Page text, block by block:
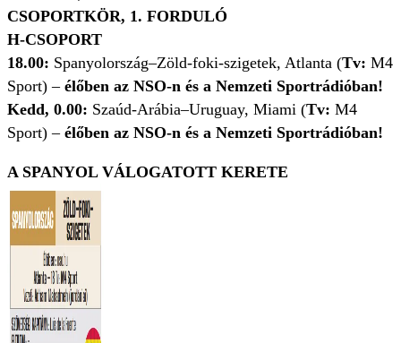
CSOPORTKÖR, 1. FORDULÓ
H-CSOPORT
18.00: Spanyolország–Zöld-foki-szigetek, Atlanta (Tv: M4
Sport) – élőben az NSO-n és a Nemzeti Sportrádióban!
Kedd, 0.00: Szaúd-Arábia–Uruguay, Miami (Tv: M4
Sport) – élőben az NSO-n és a Nemzeti Sportrádióban!
A SPANYOL VÁLOGATOTT KERETE